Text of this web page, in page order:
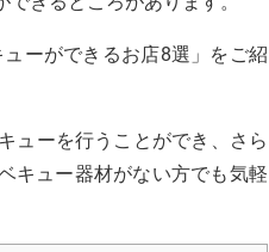
ーができるお店8選」をご紹
ューを行うことができ、さら
キュー器材がない方でも気軽